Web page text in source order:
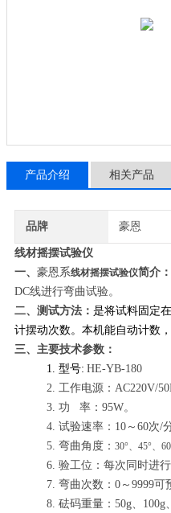
产品介绍 相关产品
品牌 豪恩
线材摇摆试验仪
一、 豪恩系线材摇摆试验仪简介：
DC线进行弯曲试验。
二、测试方法： 是将试料固定
计摆动次数。本机能自动计数
三、主要技术参数：
1. 型号: HE-YB-180
2. 工作电源： AC220V/
3. 功 率： 95W。
4. 试验速率： 10 ～ 60次/
5. 弯曲角度： 30°、45°、
6. 验工位：每次同时进行
7. 弯曲次数： 0 ～ 9999可
8. 砝码重量： 50g、 100g、